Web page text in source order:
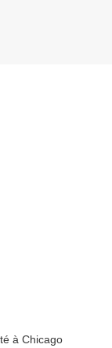
à Chicago